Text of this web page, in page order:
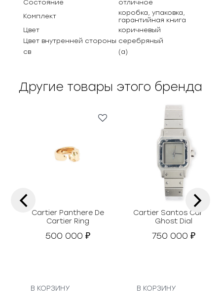
Состояние
отличное
Комплект
коробка, упаковка,
гарантийная книга
Цвет
коричневый
Цвет внутренней стороны серебряный
св
(а)
Другие товары этого бренда
Cartier Panthere De
Cartier Ring
500 000 ₽
В КОРЗИНУ
Cartier Santos Carrée
Ghost Dial
750 000₽
В КОРЗИНУ
‹ ›